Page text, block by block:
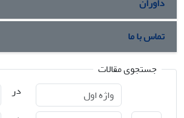
تماس با ما
جستجوی مقالات
در